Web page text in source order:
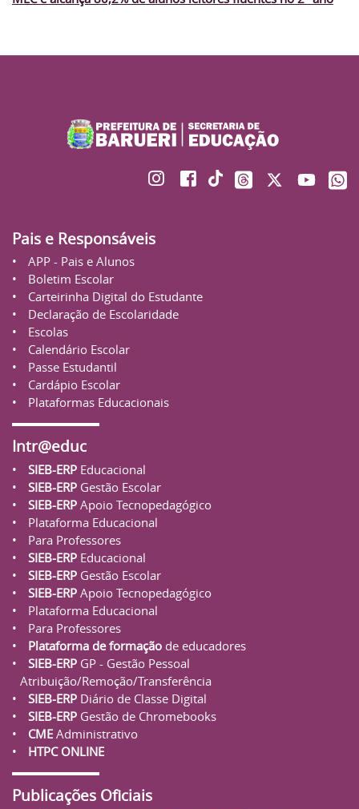
Pais e Responsáveis
APP - Pais e Alunos
Boletim Escolar
Carteirinha Digital do Estudante
Declaração de Escolaridade
Escolas
Calendário Escolar
Passe Estudantil
Cardápio Escolar
Plataformas Educacionais
Intr@educ
SIEB-ERP Educacional
SIEB-ERP Gestão Escolar
SIEB-ERP Apoio Tecnopedagógico
Plataforma Educacional
Para Professores
SIEB-ERP Educacional
SIEB-ERP Gestão Escolar
SIEB-ERP Apoio Tecnopedagógico
Plataforma Educacional
Para Professores
Plataforma de formação de educadores
SIEB-ERP GP - Gestão Pessoal
Atribuição/Remoção/Transferência
SIEB-ERP Diário de Classe Digital
SIEB-ERP Gestão de Chromebooks
CME Administrativo
HTPC ONLINE
Publicações Oficiais